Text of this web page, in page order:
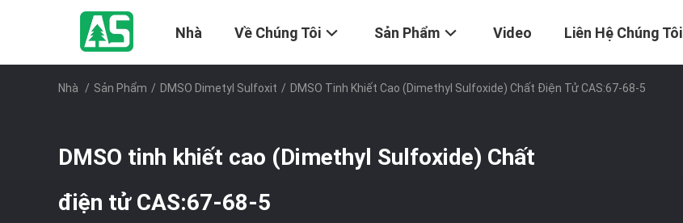
Nhà Về Chúng Tôi Sản Phẩm Video Liên Hệ Chúng Tôi
Nhà / Sản Phẩm / DMSO Dimetyl Sulfoxit / DMSO Tinh Khiết Cao (Dimethyl Sulfoxide) Chất Điện Tử CAS:67-68-5
DMSO tinh khiết cao (Dimethyl Sulfoxide) Chất
điện tử CAS:67-68-5